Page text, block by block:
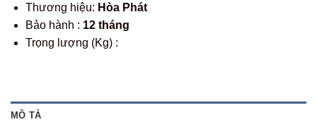
Thương hiệu: Hòa Phát
Bảo hành : 12 tháng
Trọng lượng (Kg) :
MÔ TẢ